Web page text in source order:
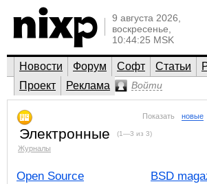
9 августа 2026,
воскресенье,
10:44:25 MSK
Новости Форум Софт Статьи
Проект
Реклама Войти
Показать новые
Электронные (1—3 из 3)
Журналы
Open Source BSD